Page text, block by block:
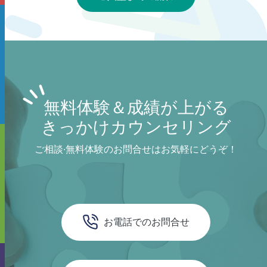
無料体験＆成績が上がる
きっかけカウンセリング
ご相談·無料体験のお問合せはお気軽にどうぞ！
お電話でのお問合せ